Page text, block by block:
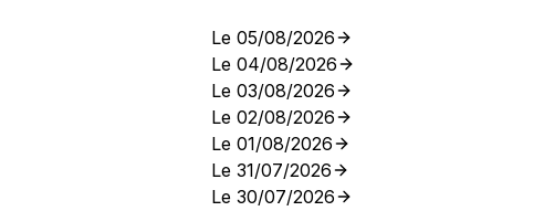
Le 05/08/2026
Le 04/08/2026
Le 03/08/2026
Le 02/08/2026
Le 01/08/2026
Le 31/07/2026
Le 30/07/2026